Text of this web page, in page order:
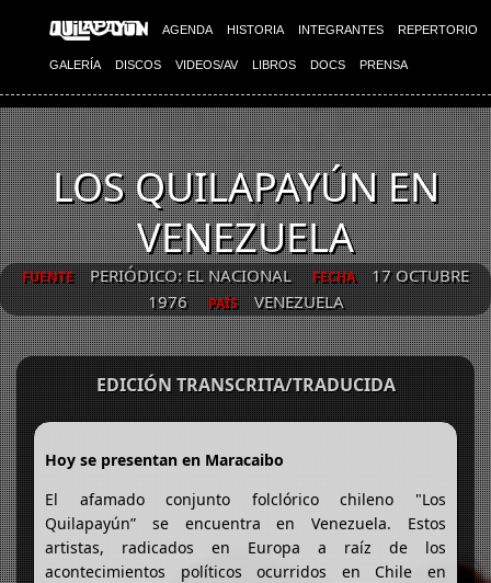
AGENDA HISTORIA INTEGRANTES REPERTORIO
GALERÍA DISCOS VIDEOS/AV LIBROS DOCS PRENSA
LOS QUILAPAYÚN EN
VENEZUELA
FUENTE PERIÓDICO: EL NACIONAL FECHA
17 OCTUBRE
1976
PAÍS VENEZUELA
EDICIÓN TRANSCRITA/TRADUCIDA
Hoy se presentan en Maracaibo
El afamado conjunto folclórico chileno "Los
Quilapayún” se encuentra en Venezuela. Estos
artistas, radicados en Europa a raíz de los
acontecimientos políticos ocurridos en Chile en